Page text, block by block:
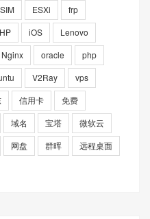
ESXi
frp
HP iOS
Lenovo
Nginx oracle
php
V2Ray
vps
信用卡
免费
域名 宝塔
微软云
网盘 群晖
远程桌面